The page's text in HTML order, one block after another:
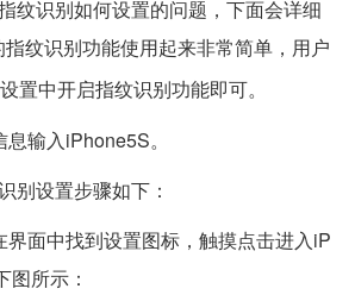
纹识别如何设置的问题，下面会详细
纹识别功能使用起来非常简单，用户
置中开启指纹识别功能即可。
输入iPhone5S。
别设置步骤如下：
面中找到设置图标，触摸点击进入iP
图所示：